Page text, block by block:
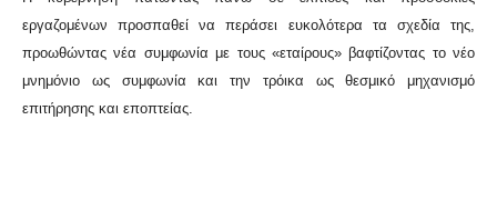
εργαζομένων προσπαθεί να περάσει ευκολότερα τα σχεδία της,
προωθώντας νέα συμφωνία με τους «εταίρους» βαφτίζοντας το νέο
μνημόνιο ως συμφωνία και την τρόικα ως θεσμικό μηχανισμό
επιτήρησης και εποπτείας.